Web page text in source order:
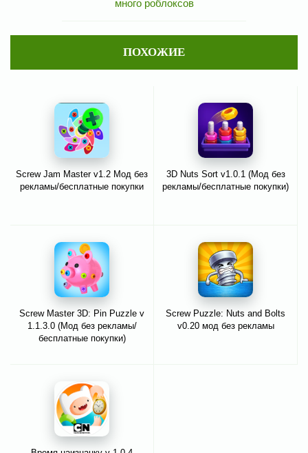
много роблоксов
ПОХОЖИЕ
Screw Jam Master v1.2 Мод без
рекламы/бесплатные покупки
3D Nuts Sort v1.0.1 (Мод без
рекламы/бесплатные покупки)
Screw Master 3D: Pin Puzzle v
1.1.3.0 (Мод без рекламы/
бесплатные покупки)
Screw Puzzle: Nuts and Bolts
v0.20 мод без рекламы